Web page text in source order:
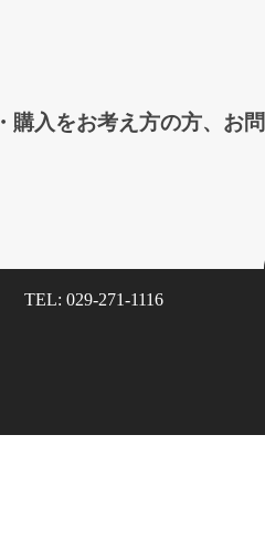
購入をお考え方の方、お
TEL: 029-271-1116